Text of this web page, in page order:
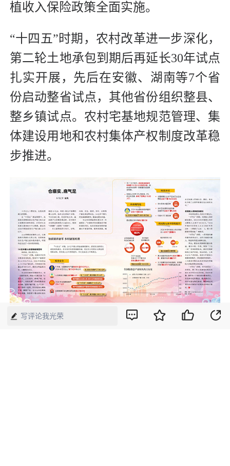
植收入保险政策全面实施。
“十四五”时期，农村改革进一步深化，
第二轮土地承包到期后再延长30年试点
扎实开展，先后在安徽、湖南等7个省
份启动整省试点，其他省份组织整县、
整乡镇试点。农村宅基地规范管理、集
体建设用地和农村集体产权制度改革稳
步推进。
写评论我光荣